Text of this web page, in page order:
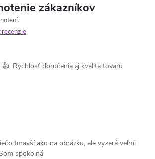
zákazníkov
Rýchlosť doručenia aj kvalita tovaru
tmavší ako na obrázku, ale vyzerá veľmi
spokojná